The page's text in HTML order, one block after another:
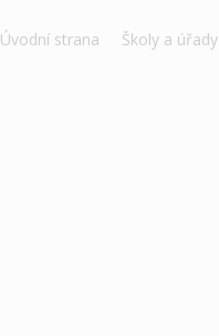
Úvodní strana Školy a úřady